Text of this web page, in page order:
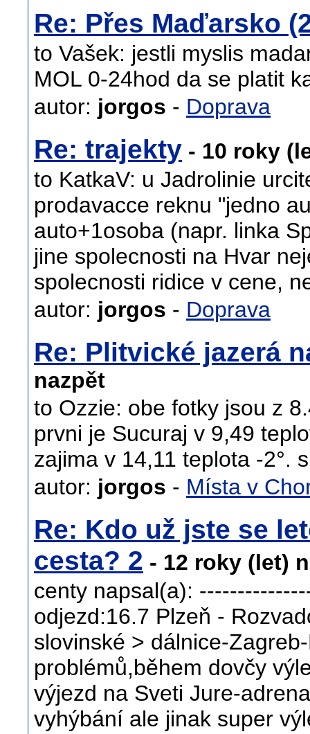
Re: Přes Maďarsko
to Vašek: jestli myslis
MOL 0-24hod da se platit
autor: jorgos - Doprava
Re: trajekty - 10 roky
to KatkaV: u Jadrolinie
prodavacce reknu "jedno
auto+1osoba (napr. linka
jine spolecnosti na Hvar
spolecnosti ridice v cene,
autor: jorgos - Doprava
Re: Plitvické jazerá
nazpět
to Ozzie: obe fotky jsou z
prvni je Sucuraj v 9,49
zajima v 14,11 teplota -2°.
autor: jorgos - Místa v
Re: Kdo už jste se
cesta? 2 - 12 roky (let)
centy napsal(a):
odjezd:16.7 Plzeň -
slovinské > dálnice-
problémů,během dovčy
výjezd na Sveti Jure-
vyhýbání ale jinak super